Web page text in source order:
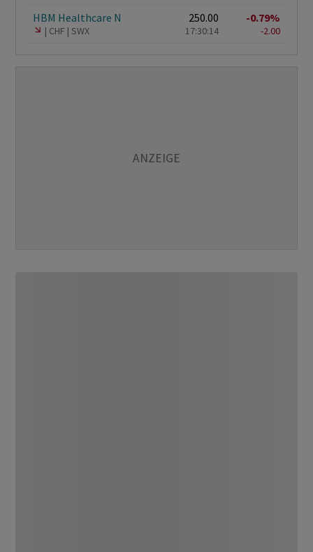
HBM Healthcare N
CHF SWX
250.00
17:30:14
-0.79%
-2.00